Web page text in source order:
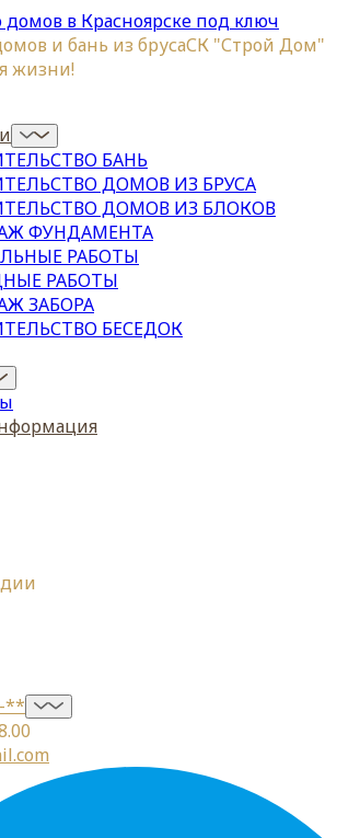
и бань из брусаСК "Строй Дом"
жизни!
БАНЬ
ДОМОВ ИЗ БРУСА
ДОМОВ ИЗ БЛОКОВ
ФУНДАМЕНТА
РАБОТЫ
РАБОТЫ
ЗАБОРА
БЕСЕДОК
**